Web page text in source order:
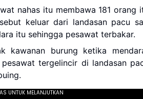
nahas itu membawa 181 orang
keluar dari landasan pacu
itu sehingga pesawat terbakar.
kawanan burung ketika
tergelincir di landasan